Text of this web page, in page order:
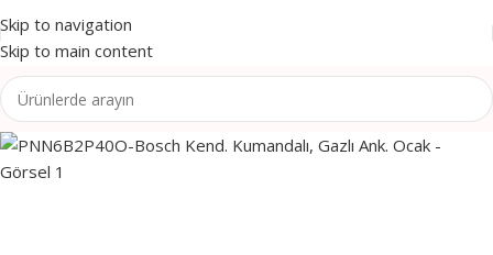
Skip to navigation
Skip to main content